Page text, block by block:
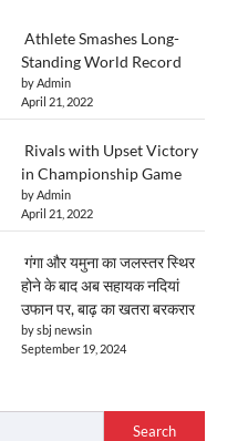
Athlete Smashes Long-
Standing World Record
by Admin
April 21, 2022
Rivals with Upset Victory
in Championship Game
by Admin
April 21, 2022
गंगा और यमुना का जलस्तर स्थिर
होने के बाद अब सहायक नदियां
उफान पर, बाढ़ का खतरा बरकरार
by sbj newsin
September 19, 2024
Search